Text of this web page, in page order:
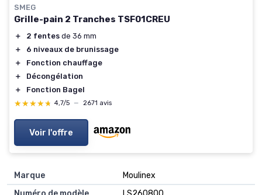
SMEG
Grille-pain 2 Tranches TSF01CREU
＋ 2 fentes de 36 mm
＋
6 niveaux de brunissage
＋
Fonction chauffage
＋
Décongélation
＋
Fonction Bagel
★★★★★
★★★★★ 4,7/5 — 2671 avis
Voir l'offre
Marque
‎Moulinex